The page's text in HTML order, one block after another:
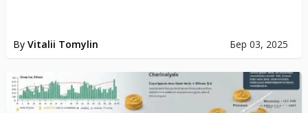
By Vitalii Tomylin Бер 03, 2025